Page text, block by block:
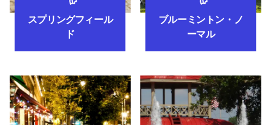
スプリングフィール
ド
ブルーミントン・ノ
ーマル